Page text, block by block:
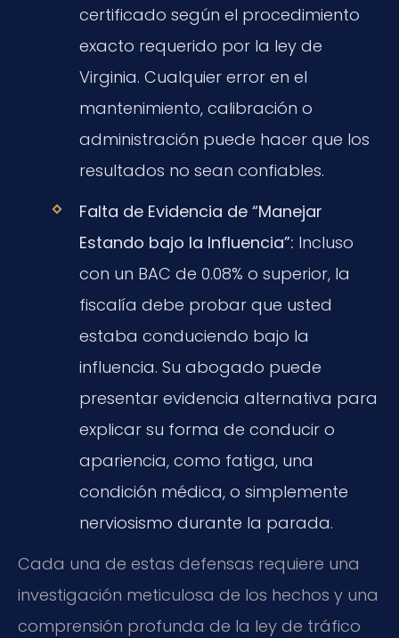
certificado según el procedimiento
exacto requerido por la ley de
Virginia. Cualquier error en el
mantenimiento, calibración o
administración puede hacer que los
resultados no sean confiables.
Falta de Evidencia de “Manejar
Estando bajo la Influencia”: Incluso
con un BAC de 0.08% o superior, la
fiscalía debe probar que usted
estaba conduciendo bajo la
influencia. Su abogado puede
presentar evidencia alternativa para
explicar su forma de conducir o
apariencia, como fatiga, una
condición médica, o simplemente
nerviosismo durante la parada.
Cada una de estas defensas requiere una
investigación meticulosa de los hechos y una
comprensión profunda de la ley de tráfico